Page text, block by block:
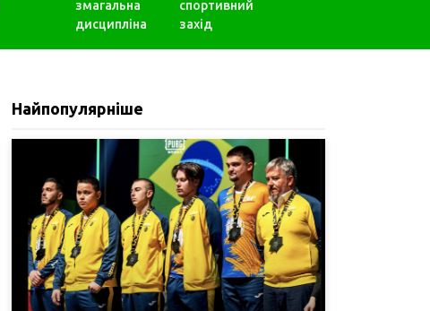
змагальна
дисципліна
спортивний
захід
Найпопулярніше